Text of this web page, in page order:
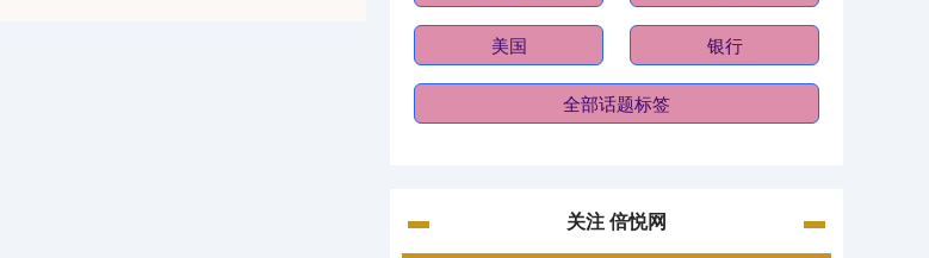
美国 银行
全部话题标签
关注 倍悦网